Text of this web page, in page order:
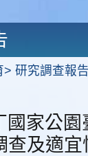
研究調查報告
國家公園
查及適宜